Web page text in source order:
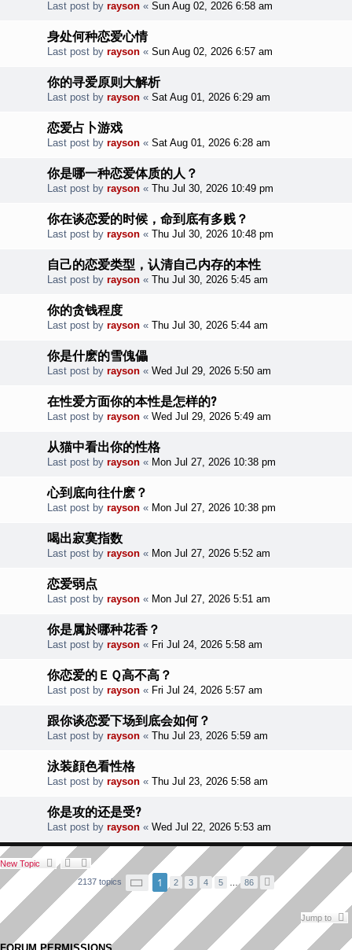
Last post by rayson « Sun Aug 02, 2026 6:58 am
身处何种恋爱心情
Last post by rayson « Sun Aug 02, 2026 6:57 am
你的寻爱原则大解析
Last post by rayson « Sat Aug 01, 2026 6:29 am
恋爱占卜游戏
Last post by rayson « Sat Aug 01, 2026 6:28 am
你是哪一种恋爱体质的人？
Last post by rayson « Thu Jul 30, 2026 10:49 pm
你在谈恋爱的时候，命到底有多贱？
Last post by rayson « Thu Jul 30, 2026 10:48 pm
自己的恋爱类型，认清自己内存的本性
Last post by rayson « Thu Jul 30, 2026 5:45 am
你的贪钱程度
Last post by rayson « Thu Jul 30, 2026 5:44 am
你是什麽的雪傀儡
Last post by rayson « Wed Jul 29, 2026 5:50 am
在性爱方面你的本性是怎样的?
Last post by rayson « Wed Jul 29, 2026 5:49 am
从猫中看出你的性格
Last post by rayson « Mon Jul 27, 2026 10:38 pm
心到底向往什麽？
Last post by rayson « Mon Jul 27, 2026 10:38 pm
喝出寂寞指数
Last post by rayson « Mon Jul 27, 2026 5:52 am
恋爱弱点
Last post by rayson « Mon Jul 27, 2026 5:51 am
你是属於哪种花香？
Last post by rayson « Fri Jul 24, 2026 5:58 am
你恋爱的ＥＱ高不高？
Last post by rayson « Fri Jul 24, 2026 5:57 am
跟你谈恋爱下场到底会如何？
Last post by rayson « Thu Jul 23, 2026 5:59 am
泳装顔色看性格
Last post by rayson « Thu Jul 23, 2026 5:58 am
你是攻的还是受?
Last post by rayson « Wed Jul 22, 2026 5:53 am
New Topic
2137 topics
e
8
1 2 3 4 5 86
N
t
Jump to